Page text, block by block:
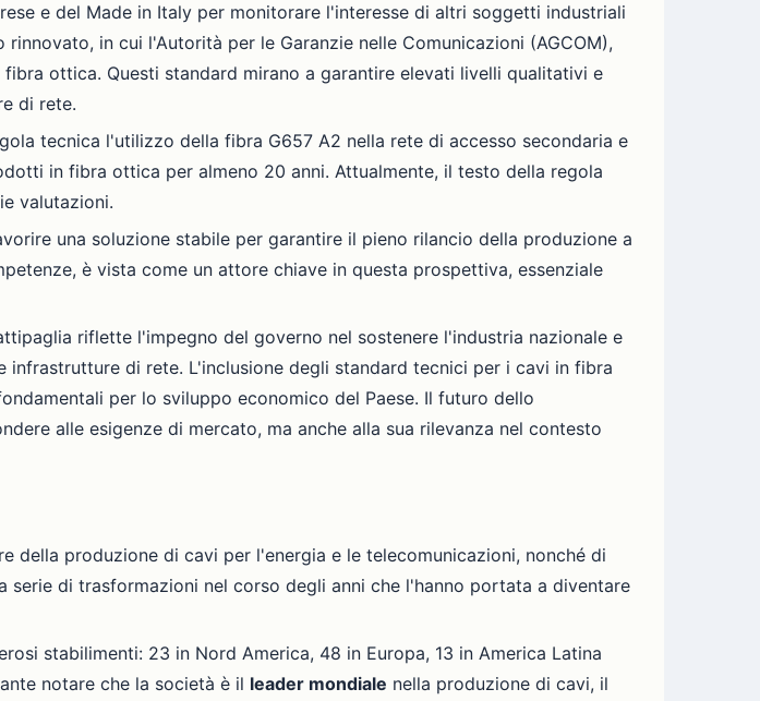
e del Made in Italy per monitorare l'interesse di altri soggetti industriali
in cui l'Autorità per le Garanzie nelle Comunicazioni (AGCOM),
ottica. Questi standard mirano a garantire elevati livelli qualitativi e
di rete.
tecnica l'utilizzo della fibra G657 A2 nella rete di accesso secondaria e
in fibra ottica per almeno 20 anni. Attualmente, il testo della regola
valutazioni.
una soluzione stabile per garantire il pieno rilancio della produzione a
è vista come un attore chiave in questa prospettiva, essenziale
riflette l'impegno del governo nel sostenere l'industria nazionale e
di rete. L'inclusione degli standard tecnici per i cavi in fibra
per lo sviluppo economico del Paese. Il futuro dello
alle esigenze di mercato, ma anche alla sua rilevanza nel contesto
della produzione di cavi per l'energia e le telecomunicazioni, nonché di
di trasformazioni nel corso degli anni che l'hanno portata a diventare
stabilimenti: 23 in Nord America, 48 in Europa, 13 in America Latina
notare che la società è il leader mondiale nella produzione di cavi, il